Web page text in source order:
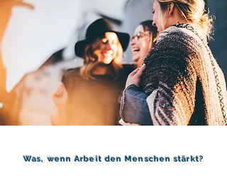
Was, wenn Arbeit den Menschen stärkt?